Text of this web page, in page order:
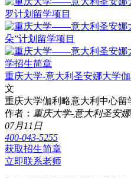
重庆大学-意大利圣安娜大学
文
重庆大学伽利略意大利中心留
作者： 重庆大学-意大利圣安
07月11日
400-043-5255
获取招生简章
立即联系老师